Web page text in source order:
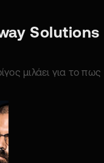
Solutions
μιλάει για το πως